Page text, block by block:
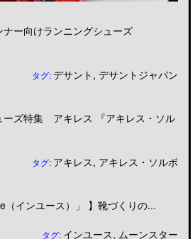
ナー向けランニングシューズ
タグ:デサント ,デサントジャパン
ーズ特集 アキレス 『アキレス・ソル
タグ: アキレス, アキレス・ソルボ
（インユース）」 】靴づくりの...
タグ: インユース, ムーンスター